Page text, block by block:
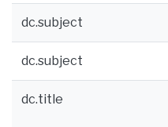
dc.subject
dc.subject
dc.title